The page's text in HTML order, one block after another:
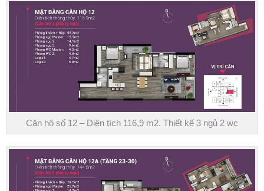
Căn hộ số 12 – Diện tích 116,9 m2. Thiết kế 3 ngủ 2 wc